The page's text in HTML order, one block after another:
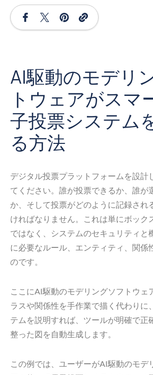
AI駆動のモデリ
トウェアがスマ
子投票システム
る方法
デジタル投票プラットフォームを設計
てください。誰が投票できるか、誰が
か、そして投票がどのように記録され
ければなりません。これは単にボック
ではなく、システムのセキュリティと
に必要なルール、エンティティ、関係
のです。
ここにAI駆動のモデリングソフトウェ
ラスや関係性を手作業で描く代わりに
テムを説明すれば、ツールが明確で正
整った図を自動生成します。
この例では、ユーザーがAI駆動のモデ